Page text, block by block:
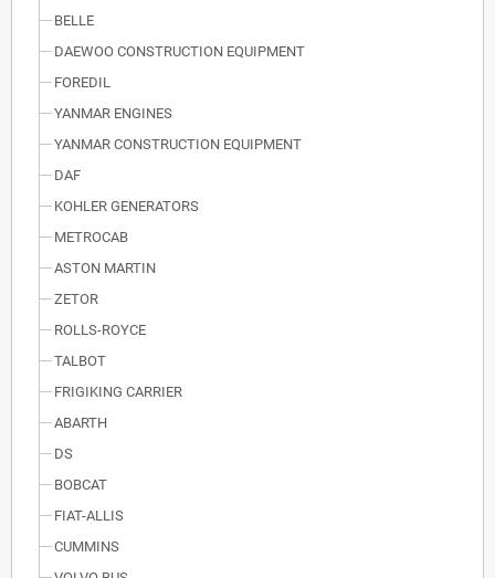
BELLE
DAEWOO CONSTRUCTION EQUIPMENT
FOREDIL
YANMAR ENGINES
YANMAR CONSTRUCTION EQUIPMENT
DAF
KOHLER GENERATORS
METROCAB
ASTON MARTIN
ZETOR
ROLLS-ROYCE
TALBOT
FRIGIKING CARRIER
ABARTH
DS
BOBCAT
FIAT-ALLIS
CUMMINS